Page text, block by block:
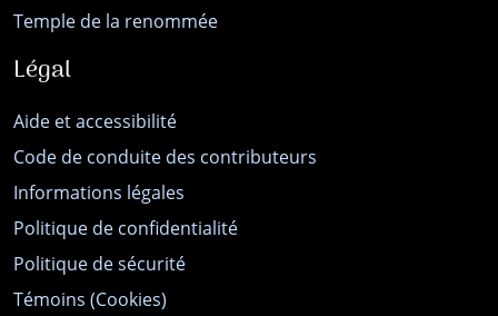
Temple de la renommée
Légal
Aide et accessibilité
Code de conduite des contributeurs
Informations légales
Politique de confidentialité
Politique de sécurité
Témoins (Cookies)